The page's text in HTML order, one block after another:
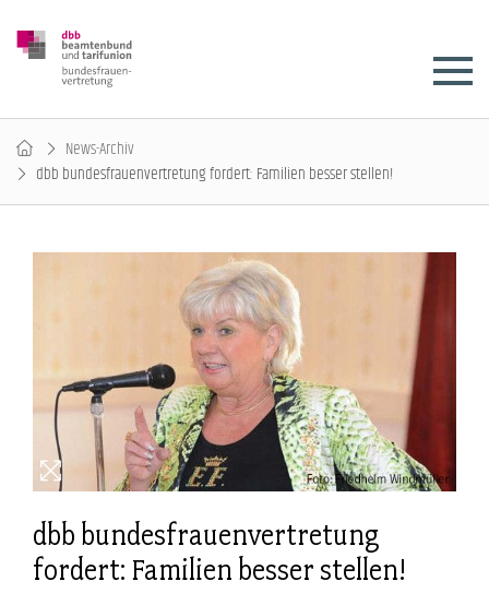
News-Archiv
dbb bundesfrauenvertretung fordert: Familien besser stellen!
dbb bundesfrauenvertretung
fordert: Familien besser stellen!